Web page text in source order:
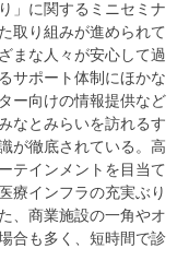
」に関するミニセミナ
取り組みが進められて
まな人々が安心して過
サポート体制にほかな
ー向けの情報提供など
なとみらいを訪れるす
が徹底されている。高
テインメントを目当て
療インフラの充実ぶり
、商業施設の一角やオ
合も多く、短時間で診